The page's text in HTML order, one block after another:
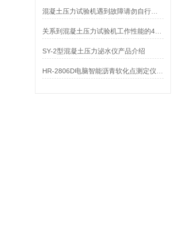
混凝土压力试验机遇到故障请勿自行解决
关系到混凝土压力试验机工作性能的4个方面
SY-2型混凝土压力泌水仪产品介绍